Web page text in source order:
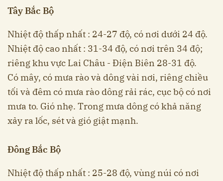
Tây Bắc Bộ
Nhiệt độ thấp nhất : 24-27 độ, có nơi dưới 24 độ.
Nhiệt độ cao nhất : 31-34 độ, có nơi trên 34 độ;
riêng khu vực Lai Châu - Điện Biên 28-31 độ.
Có mây, có mưa rào và dông vài nơi, riêng chiều
tối và đêm có mưa rào dông rải rác, cục bộ có nơi
mưa to. Gió nhẹ. Trong mưa dông có khả năng
xảy ra lốc, sét và gió giật mạnh.
Đông Bắc Bộ
Nhiệt độ thấp nhất : 25-28 độ, vùng núi có nơi